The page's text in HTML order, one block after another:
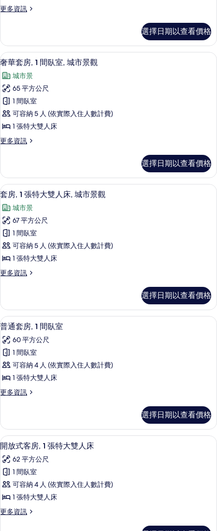
有
的
1
臥
室
的
所
有
相
片
更多資訊
更
套
房,
1
臥
室
的
詳
情
選擇日期以查看價格
顯
示
奢
華
套
房,
1
間
室,
城
市
景
觀
的
所
有
相
奢華套房, 1 間臥室, 城市景觀 | 客廳 |
7
奢華套房, 1 間臥室, 城市景觀
城市景
65 平方公尺
1 間臥室
可容納 5 人 (依實際入住人數計費)
1 張特大雙人床
更多資訊
更
套
房,
1
臥
室,
城
市
景
觀
的
詳
選擇日期以查看價格
顯
示
套
房,
張
特
大
人
床,
城
市
景
觀
的
所
片
套房, 1 張特大雙人床, 城市景觀 | 高
9
套房, 1 張特大雙人床, 城市景觀
城市景
67 平方公尺
1 間臥室
可容納 5 人 (依實際入住人數計費)
1 張特大雙人床
更多資訊
更
1
張
特
大
雙
人
床,
城
市
觀
選擇日期以查看價格
顯
示
普
通
套
1
臥
室
的
所
有
相
片
47-吋平面電視、有線頻道、電視、
5
普通套房, 1 間臥室
60 平方公尺
1 間臥室
可容納 4 人 (依實際入住人數計費)
1 張特大雙人床
更多資訊
更
套
房,
1
間
臥
室
的
詳
情
選擇日期以查看價格
顯
示
開
放
式
房,
開放式客房, 1 張特大雙人床 | 起居區
6
開放式客房, 1 張特大雙人床
62 平方公尺
1 間臥室
可容納 4 人 (依實際入住人數計費)
1 張特大雙人床
更多資訊
更